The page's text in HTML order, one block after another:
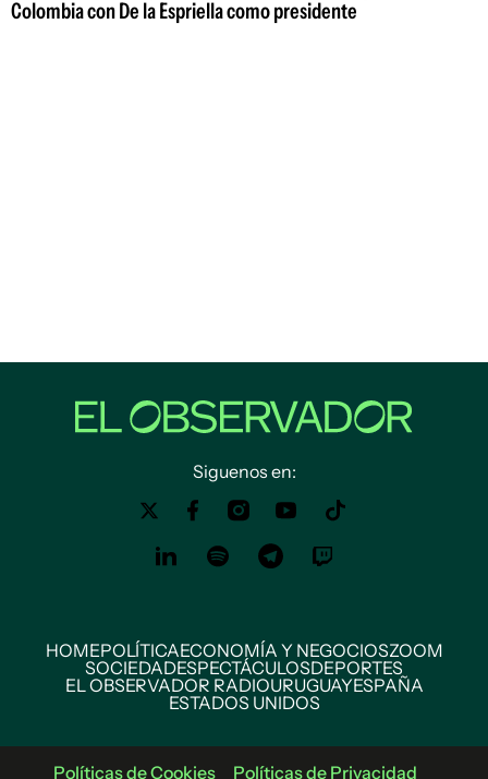
Colombia con De la Espriella como presidente
Siguenos en:
HOMEPOLÍTICAECONOMÍA Y NEGOCIOSZOOM
SOCIEDADESPECTÁCULOSDEPORTES
EL OBSERVADOR RADIOURUGUAYESPAÑA
ESTADOS UNIDOS
Políticas de Cookies Políticas de Privacidad